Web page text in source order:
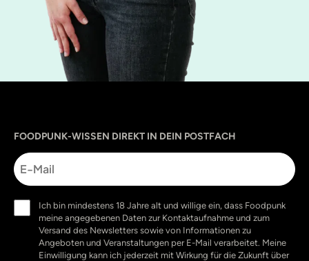
FOODPUNK-WISSEN DIREKT IN DEIN POSTFACH
E-
Mail
(erforderlich)
Ich bin mindestens 18 Jahre alt und willige ein, dass Foodpunk
meine angegebenen Daten zur Kontaktaufnahme und zum
Versand des Newsletters sowie von Informationen zu
Angeboten und Veranstaltungen per E-Mail verarbeitet. Meine
Einwilligung kann ich jederzeit mit Wirkung für die Zukunft über